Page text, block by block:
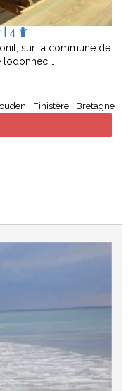
4
sur la commune de
Finistère Bretagne